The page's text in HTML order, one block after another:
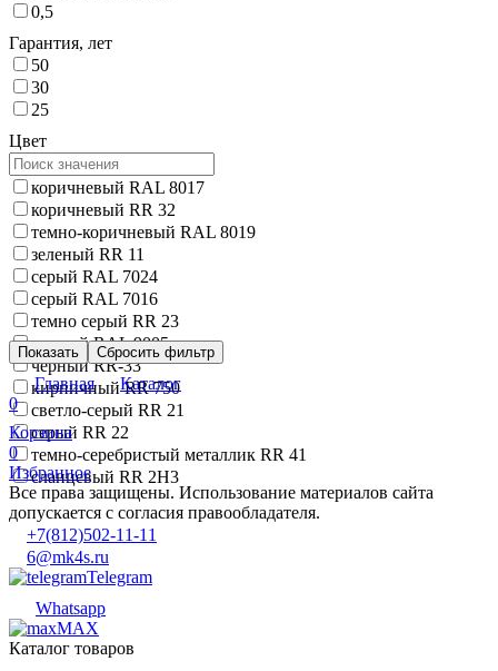
0,5
Гарантия, лет
50
30
25
Цвет
коричневый RAL 8017
коричневый RR 32
темно-коричневый RAL 8019
зеленый RR 11
серый RAL 7024
серый RAL 7016
темно серый RR 23
черный RAL 9005
черный RR-33
кирпичный RR 750
светло-серый RR 21
серый RR 22
темно-серебристый металлик RR 41
сланцевый RR 2H3
Показать Сбросить фильтр
Главная
Каталог
0
Корзина
0
Избранное
Все права защищены. Использование материалов сайта
допускается с согласия правообладателя.
+7(812)502-11-11
6@mk4s.ru
Telegram
Whatsapp
MAX
Каталог товаров